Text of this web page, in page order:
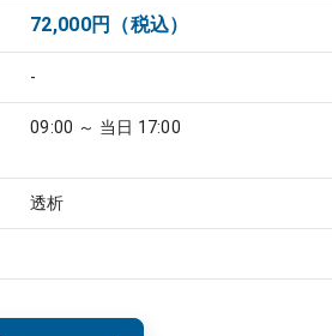
72,000円（税込）
-
09:00 ～ 当日 17:00
透析